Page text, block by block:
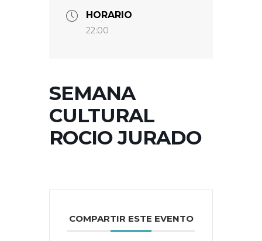
HORARIO
22:00
SEMANA
CULTURAL
ROCIO JURADO
COMPARTIR ESTE EVENTO